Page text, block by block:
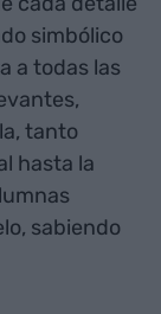
simbólico
a todas las
tanto
hasta la
sabiendo